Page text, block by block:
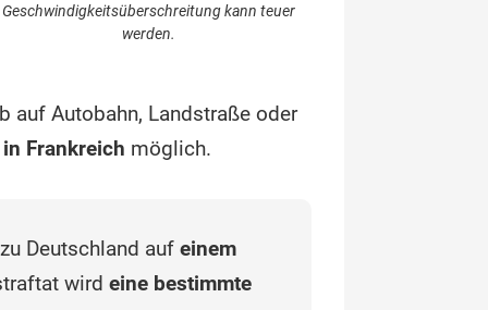
Geschwindigkeitsüberschreitung kann teuer
werden.
auf Autobahn, Landstraße oder
Frankreich möglich.
Deutschland auf einem
wird eine bestimmte